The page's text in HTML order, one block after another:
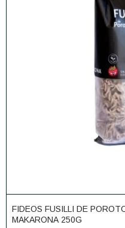
FIDEOS FUSILLI DE
MAKARONA 250G